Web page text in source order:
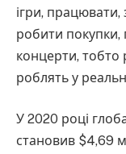
ігри, працювати,
робити покупки,
концерти,
роблять у
У 2020 році
становив $4,69